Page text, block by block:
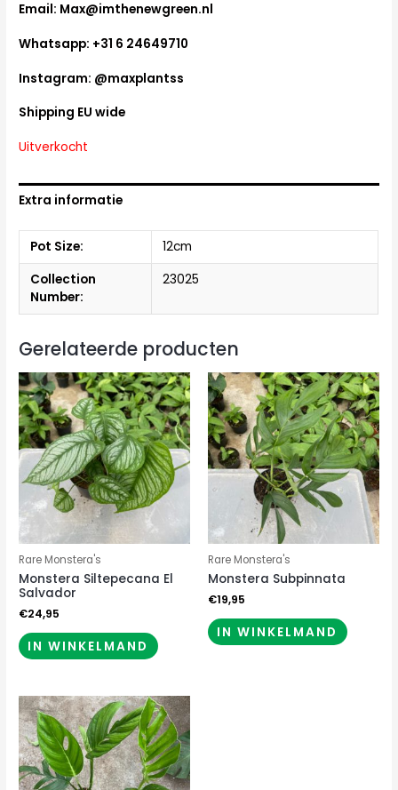
Email: Max@imthenewgreen.nl
Whatsapp: +31 6 24649710
Instagram: @maxplantss
Shipping EU wide
Uitverkocht
Extra informatie
Pot Size:
12cm
Collection
Number:
23025
Gerelateerde producten
Rare Monstera's
Monstera Siltepecana El
Salvador
€24,95
IN WINKELMAND
Rare Monstera's
Monstera Subpinnata
€19,95
IN WINKELMAND